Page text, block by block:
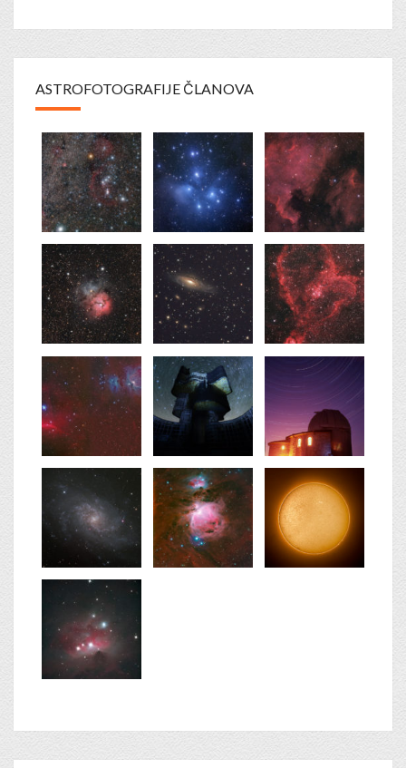
ASTROFOTOGRAFIJE ČLANOVA